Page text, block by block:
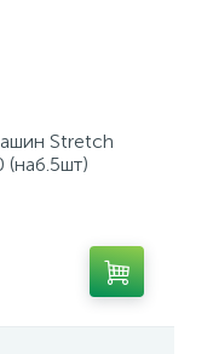
Stretch
(наб.5шт)